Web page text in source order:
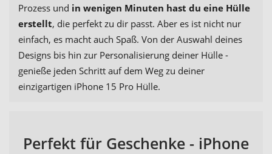
Prozess und in wenigen Minuten hast du eine Hülle
erstellt, die perfekt zu dir passt. Aber es ist nicht nur
einfach, es macht auch Spaß. Von der Auswahl deines
Designs bis hin zur Personalisierung deiner Hülle -
genieße jeden Schritt auf dem Weg zu deiner
einzigartigen iPhone 15 Pro Hülle.
Perfekt für Geschenke - iPhone